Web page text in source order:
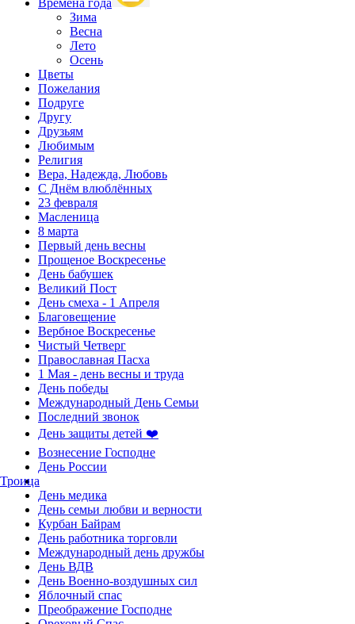
Зима
Весна
Лето
Осень
Цветы
Пожелания
Подруге
Другу
Друзьям
Любимым
Религия
Вера, Надежда, Любовь
С Днём влюблённых
23 февраля
Масленица
8 марта
Первый день весны
Прощеное Воскресенье
День бабушек
Великий Пост
День смеха - 1 Апреля
Благовещение
Вербное Воскресенье
Чистый Четверг
Православная Пасха
1 Мая - день весны и труда
День победы
Международный День Семьи
Последний звонок
День защиты детей ❤️
Вознесение Господне
День России
Троица
День медика
День семьи любви и верности
Курбан Байрам
День работника торговли
Международный день дружбы
День ВДВ
День Военно-воздушных сил
Яблочный спас
Преображение Господне